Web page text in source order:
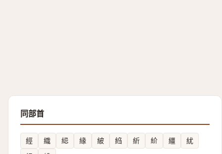
同部首
經 織 䋟 緣 紴 䋓 紤 紒 繮
紌